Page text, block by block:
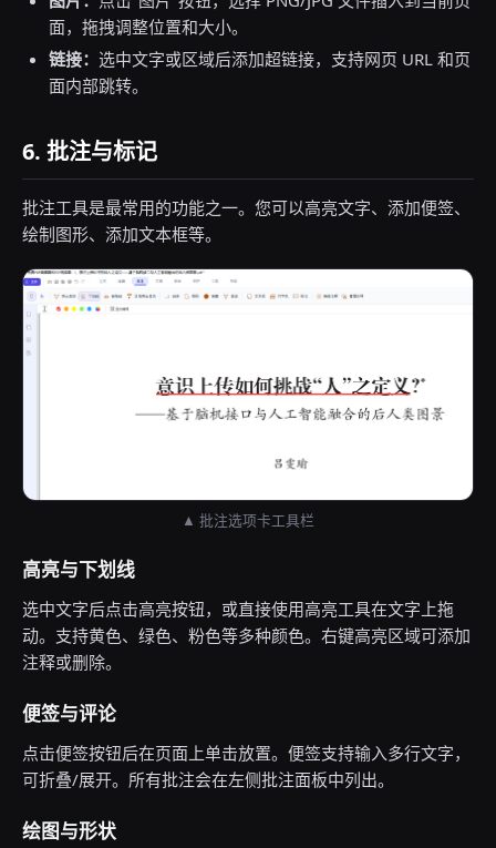
面，拖拽调整位置和大小。
链接： 选中文字或区域后添加超链接，支持网页 URL 和页
面内部跳转。
6. 批注与标记
批注工具是最常用的功能之一。您可以高亮文字、添加便签、
绘制图形、添加文本框等。
▲ 批注选项卡工具栏
高亮与下划线
选中文字后点击高亮按钮，或直接使用高亮工具在文字上拖
动。支持黄色、绿色、粉色等多种颜色。右键高亮区域可添加
注释或删除。
便签与评论
点击便签按钮后在页面上单击放置。便签支持输入多行文字，
可折叠/展开。所有批注会在左侧批注面板中列出。
绘图与形状